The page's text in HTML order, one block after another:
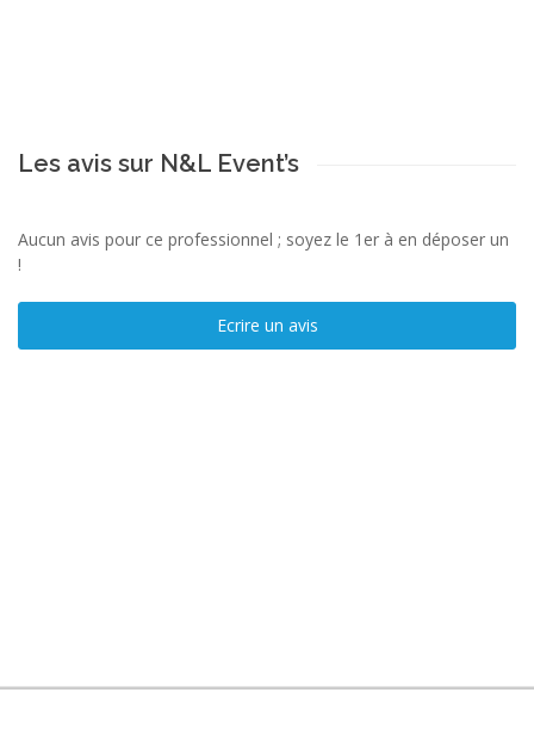
Les avis sur N&L Event’s
Aucun avis pour ce professionnel ; soyez le 1er à en déposer un
!
Ecrire un avis